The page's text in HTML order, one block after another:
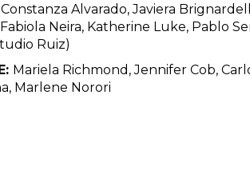
Constanza Alvarado, Javiera
Neira, Katherine Luke, Pablo
Ruiz)
Mariela Richmond, Jennifer Cob,
Marlene Norori